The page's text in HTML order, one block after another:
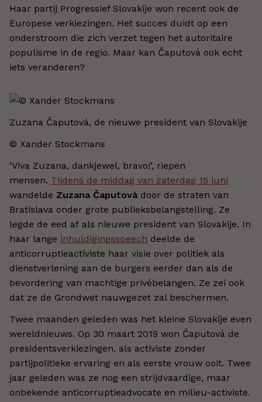
Haar partij Progressief Slovakije won recent ook de
Europese verkiezingen. Het succes duidt op een
onderstroom die zich verzet tegen het autoritaire
populisme in de regio. Maar kan Čaputová ook echt
iets veranderen?
Zuzana Čaputová, de nieuwe president van Slovakije
© Xander Stockmans
‘Viva Zuzana, dankjewel, bravo!’, riepen
mensen. Tijdens de middag van zaterdag 15 juni
wandelde Zuzana Čaputová door de straten van
Bratislava onder grote publieksbelangstelling. Ze
legde de eed af als nieuwe president van Slovakije. In
haar lange inhuldigingsspeech deelde de
anticorruptieactiviste haar visie over politiek als
dienstverlening aan de burgers eerder dan als de
bevordering van machtige privébelangen. Ze zei ook
dat ze de Grondwet nauwgezet zal beschermen.
Twee maanden geleden was het kleine Slovakije even
wereldnieuws. Op 30 maart 2019 won Čaputová de
presidentsverkiezingen, als activiste zonder
partijpolitieke ervaring en als eerste vrouw ooit. Twee
jaar geleden was ze nog een strijdvaardige, maar
onbekende anticorruptieadvocate en milieu-activiste.